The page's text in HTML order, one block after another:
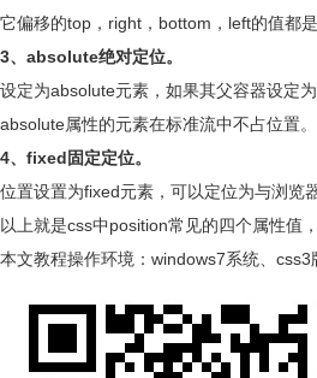
它偏移的top，right，bottom，left的值都
3、absolute绝对定位。
设定为absolute元素，如果其父容器设定
absolute属性的元素在标准流中不占位置。
4、fixed固定定位。
位置设置为fixed元素，可以定位为与浏览
以上就是css中position常见的四个属性值
本文教程操作环境：windows7系统、css3